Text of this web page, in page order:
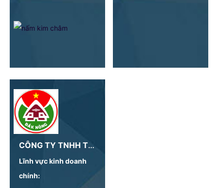
CÔNG TY TNHH THƯƠNG MẠI & DỊCH VỤ ĐẠI ĐỨC ĐỊNH
Lĩnh vực kinh doanh
chính: